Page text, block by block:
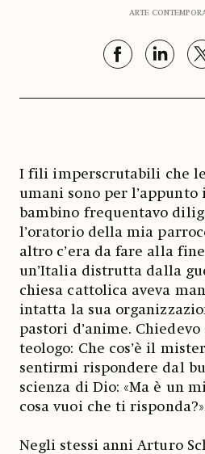
ARTE
I fili imperscrutabili che
umani sono per
bambino frequentavo
l’oratorio della mia
altro c’era da fare alla
un’Italia distrutta dalla
chiesa cattolica aveva
intatta la sua
pastori d’anime.
teologo: Che cos’è il
sentirmi rispondere dal
scienza di Dio: «Ma è un
cosa vuoi che ti
Negli stessi anni Arturo